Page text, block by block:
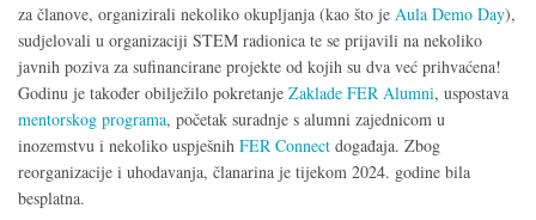
za članove, organizirali nekoliko okupljanja (kao što je Aula Demo Day),
sudjelovali u organizaciji STEM radionica te se prijavili na nekoliko
javnih poziva za sufinancirane projekte od kojih su dva već prihvaćena!
Godinu je također obilježilo pokretanje Zaklade FER Alumni, uspostava
mentorskog programa, početak suradnje s alumni zajednicom u
inozemstvu i nekoliko uspješnih FER Connect događaja. Zbog
reorganizacije i uhodavanja, članarina je tijekom 2024. godine bila
besplatna.